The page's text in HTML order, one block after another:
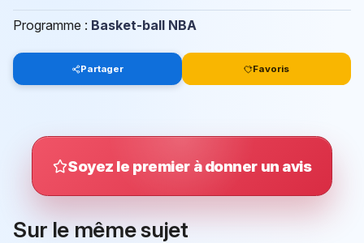
Programme : Basket-ball NBA
Partager Favoris
Soyez le premier à donner un avis
Sur le même sujet